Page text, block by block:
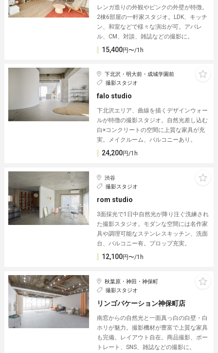
レンガ造りの外観やピンクの外壁が特徴。
2棟6部屋の一軒家スタジオ。LDK、キッチ
ン、和室などで様々な演出が可。アパレ
ル、CM、対談、雑誌などの撮影に。
15,400円〜/1h
下北沢・明大前・成城学園前
撮影スタジオ
falo studio
下北沢エリア、曲線を描くデザインウォー
ルが特徴の撮影スタジオ。自然光差し込む
白×コンクリートの空間に上質な家具が充
実。メイクルーム、バルコニーあり。
24,200円/1h
渋谷
撮影スタジオ
rom studio
3面採光で1日中自然光が降り注ぐ洗練され
た撮影スタジオ。モダンな空間には名作家
具や調理可能なステンレスキッチン、洗面
台、バルコニー有。プロップ充実。
12,100円〜/1h
秋葉原・神田・神保町
撮影スタジオ
リンゴバケーション神保町店
南窓からの自然光と一面真っ白の白壁・白
ホリが魅力。撮影機材が豊富で上質な家具
も完備。レイアウト自在。商品撮影、ポー
トレート、SNS、雑誌などの撮影に。